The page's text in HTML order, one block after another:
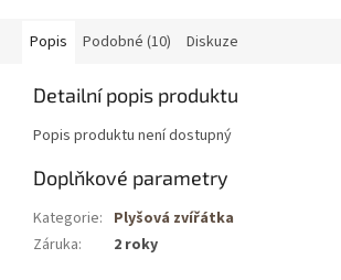
Popis Podobné (10) Diskuze
Detailní popis produktu
Popis produktu není dostupný
Doplňkové parametry
Kategorie: Plyšová zvířátka
Záruka: 2 roky